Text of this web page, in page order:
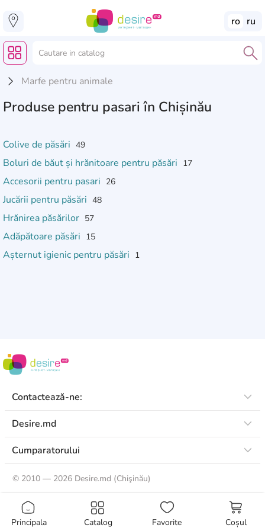
ro ru
Principala Catalog Favorite Coșul
Marfe pentru animale
Produse pentru pasari în Chișinău
Colive de păsări 49
Boluri de băut și hrănitoare pentru păsări 17
Accesorii pentru pasari 26
Jucării pentru păsări 48
Hrănirea păsărilor 57
Adăpătoare păsări 15
Așternut igienic pentru păsări 1
Contactează-ne:
Desire.md
Cumparatorului
© 2010 — 2026 Desire.md (Chişinău)